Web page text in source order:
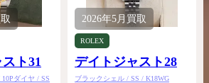
ト31
ダイヤ / SS
2026年5月 買取
ROLEX
デイトジャスト28
ブラックシェル / SS / K18WG